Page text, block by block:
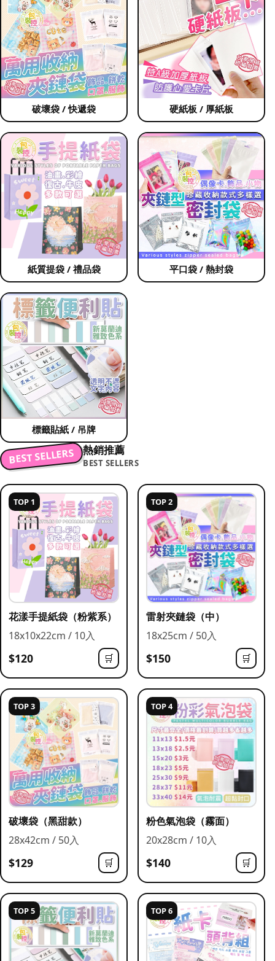
破壞袋 / 快遞袋 硬紙板 / 厚紙板
紙質提袋 / 禮品袋 平口袋 / 熱封袋
標籤貼紙 / 吊牌
BEST SELLERS 熱銷推薦
BEST SELLERS
TOP 1
花漾手提紙袋（粉紫系）
18x10x22cm / 10入
$120 🛒
TOP 2
雷射夾鏈袋（中）
18x25cm / 50入
$150 🛒
TOP 3
破壞袋（黑甜款）
28x42cm / 50入
$129 🛒
TOP 4
粉色氣泡袋（霧面）
20x28cm / 10入
$140 🛒
TOP 5 TOP 6